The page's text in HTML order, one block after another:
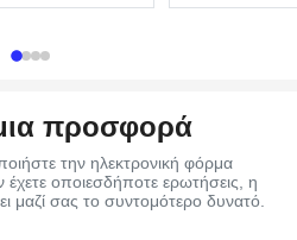
It is used
6# Coffin
προσφορά
την ηλεκτρονική φόρμα
οποιεσδήποτε ερωτήσεις, η
μαζί σας το συντομότερο δυνατό.